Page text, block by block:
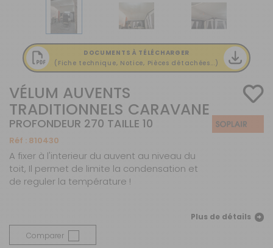
DOCUMENTS À TÉLÉCHARGER
(Fiche technique, Notice, Pièces détachées...)
VÉLUM AUVENTS
TRADITIONNELS CARAVANE
PROFONDEUR 270 TAILLE 10
Réf : 810430
A fixer à l'interieur du auvent au niveau du
toit, Il permet de limite la condensation et
de reguler la température !
Plus de détails
Comparer